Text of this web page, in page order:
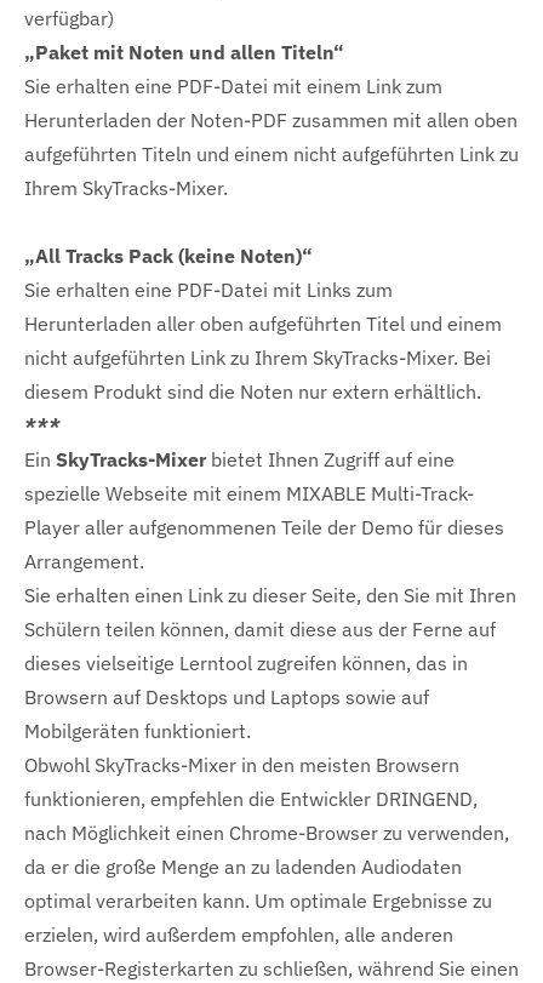
verfügbar)
„Paket mit Noten und allen Titeln“
Sie erhalten eine PDF-Datei mit einem Link zum
Herunterladen der Noten-PDF zusammen mit allen oben
aufgeführten Titeln und einem nicht aufgeführten Link zu
Ihrem SkyTracks-Mixer.
„All Tracks Pack (keine Noten)“
Sie erhalten eine PDF-Datei mit Links zum
Herunterladen aller oben aufgeführten Titel und einem
nicht aufgeführten Link zu Ihrem SkyTracks-Mixer. Bei
diesem Produkt sind die Noten nur extern erhältlich.
***
Ein SkyTracks-Mixer bietet Ihnen Zugriff auf eine
spezielle Webseite mit einem MIXABLE Multi-Track-
Player aller aufgenommenen Teile der Demo für dieses
Arrangement.
Sie erhalten einen Link zu dieser Seite, den Sie mit Ihren
Schülern teilen können, damit diese aus der Ferne auf
dieses vielseitige Lerntool zugreifen können, das in
Browsern auf Desktops und Laptops sowie auf
Mobilgeräten funktioniert.
Obwohl SkyTracks-Mixer in den meisten Browsern
funktionieren, empfehlen die Entwickler DRINGEND,
nach Möglichkeit einen Chrome-Browser zu verwenden,
da er die große Menge an zu ladenden Audiodaten
optimal verarbeiten kann. Um optimale Ergebnisse zu
erzielen, wird außerdem empfohlen, alle anderen
Browser-Registerkarten zu schließen, während Sie einen